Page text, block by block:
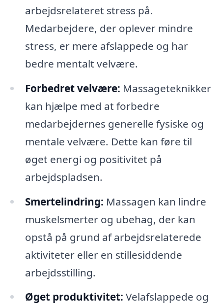
arbejdsrelateret stress på.
Medarbejdere, der oplever mindre
stress, er mere afslappede og har
bedre mentalt velvære.
Forbedret velvære: Massageteknikker
kan hjælpe med at forbedre
medarbejdernes generelle fysiske og
mentale velvære. Dette kan føre til
øget energi og positivitet på
arbejdspladsen.
Smertelindring: Massagen kan lindre
muskelsmerter og ubehag, der kan
opstå på grund af arbejdsrelaterede
aktiviteter eller en stillesiddende
arbejdsstilling.
Øget produktivitet: Velafslappede og